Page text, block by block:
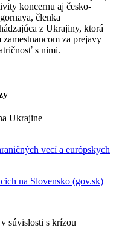
koncernu aj česko-
členka
z Ukrajiny, ktorá
za prejavy
s nimi.
Ukrajine
vecí a európskych
na Slovensko (gov.sk)
súvislosti s krízou